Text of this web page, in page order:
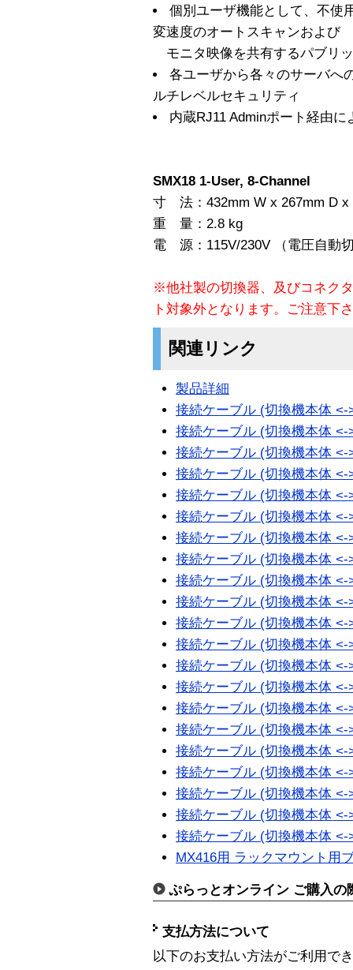
個別ユーザ機能として、不使
変速度のオートスキャンおよび
モニタ映像を共有するパブリ
各ユーザから各々のサーバへ
ルチレベルセキュリティ
内蔵RJ11 Adminポート経由
SMX18 1-User, 8-Channel
寸 法：432mm W x 267mm D x
重 量：2.8 kg
電 源：115V/230V （電圧自動
※他社製の切換器、及びコネク
ト対象外となります。ご注意下
関連リンク
製品詳細
接続ケーブル (切換機本体 <-
接続ケーブル (切換機本体 <-
接続ケーブル (切換機本体 <-
接続ケーブル (切換機本体 <-
接続ケーブル (切換機本体 <-
接続ケーブル (切換機本体 <-
接続ケーブル (切換機本体 <-
接続ケーブル (切換機本体 <-
接続ケーブル (切換機本体
接続ケーブル (切換機本体
接続ケーブル (切換機本体
接続ケーブル (切換機本体
接続ケーブル (切換機本体
接続ケーブル (切換機本体
接続ケーブル (切換機本体
接続ケーブル (切換機本体
接続ケーブル (切換機本体
接続ケーブル (切換機本体
接続ケーブル (切換機本体
接続ケーブル (切換機本体
接続ケーブル (切換機本体
MX416用 ラックマウント用
ぷらっとオンライン ご購入の
支払方法について
以下のお支払い方法がご利用で